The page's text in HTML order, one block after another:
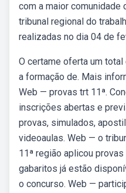
com a maior comunidade
tribunal regional do
realizadas no dia 04 de
O certame oferta um
a formação de. Mais
Web — provas trt 11ª.
inscrições abertas e
provas, simulados,
videoaulas. Web — o
11ª região aplicou
gabaritos já estão
o concurso. Web —